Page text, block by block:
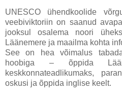
UNESCO ühendkoolide
veebiviktoriin on saanud
jooksul osalema noori
Läänemere ja maailma kohta
See on hea võimalus
hoobiga – õppida
keskkonnateadlikumaks,
oskusi ja õppida inglise keelt.